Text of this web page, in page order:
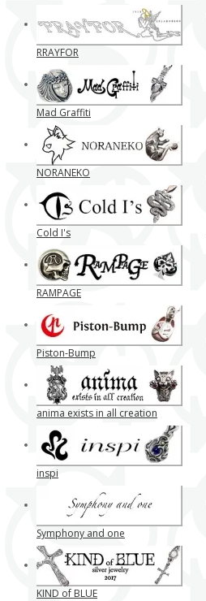
RRAYFOR
Mad Graffiti
NORANEKO
Cold I's
RAMPAGE
Piston-Bump
anima exists in all creation
inspi
Symphony and one
KIND of BLUE